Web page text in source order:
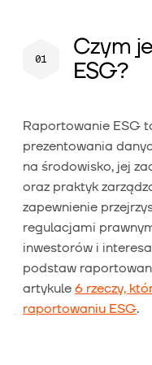
Czym
ESG?
Raportowanie ESG
prezentowania
na środowisko, jej
oraz praktyk
zapewnienie
regulacjami
inwestorów i
podstaw
artykule 6 rzeczy,
raportowaniu ESG.